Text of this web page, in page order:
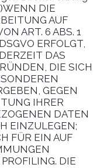
DIE
AUF
ART. 6 ABS. 1
ERFOLGT,
DAS
DIE SICH
GEGEN
IHRER
DATEN
EINZULEGEN;
FÜR EIN AUF
DIE